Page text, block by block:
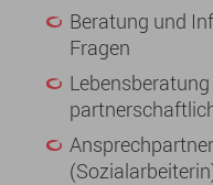
Beratung und
Fragen